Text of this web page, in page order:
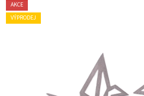
AKCE
VÝPRODEJ